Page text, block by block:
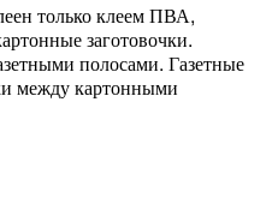
только клеем ПВА,
заготовочки.
полосами. Газетные
между картонными